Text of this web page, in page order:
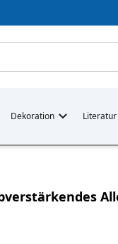
Dekoration Literatur